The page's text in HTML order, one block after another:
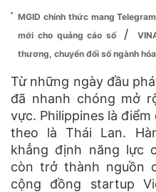
MGID chính thức mang
mới cho quảng cáo số
/
thương, chuyển đổi số ngành
Từ những ngày đầu
đã nhanh chóng mở
vực. Philippines là
theo là Thái Lan.
khẳng định năng lực
còn trở thành nguồn
cộng đồng startup